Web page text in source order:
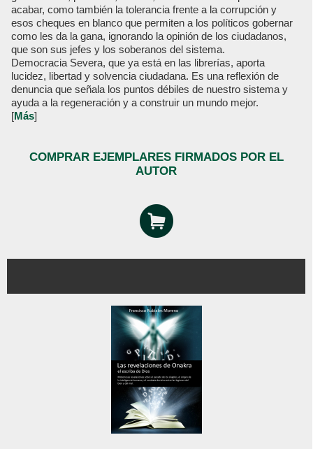
acabar, como también la tolerancia frente a la corrupción y
esos cheques en blanco que permiten a los políticos gobernar
como les da la gana, ignorando la opinión de los ciudadanos,
que son sus jefes y los soberanos del sistema.
Democracia Severa, que ya está en las librerías, aporta
lucidez, libertad y solvencia ciudadana. Es una reflexión de
denuncia que señala los puntos débiles de nuestro sistema y
ayuda a la regeneración y a construir un mundo mejor.
[Más]
COMPRAR EJEMPLARES FIRMADOS POR EL
AUTOR